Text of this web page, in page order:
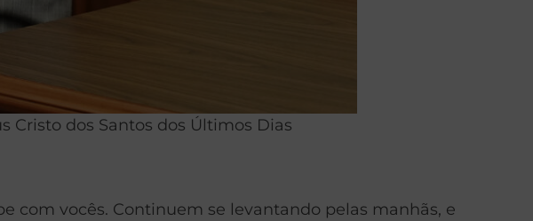
Cristo dos Santos dos Últimos Dias
com vocês. Continuem se levantando pelas manhãs, e